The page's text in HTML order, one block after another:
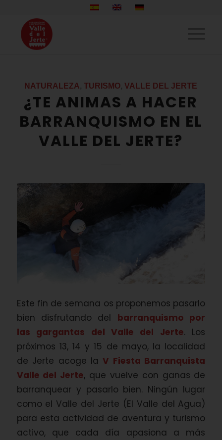
NATURALEZA ,TURISMO ,VALLE DEL JERTE
¿TE ANIMAS A HACER
BARRANQUISMO EN EL
VALLE DEL JERTE?
Este fin de semana os proponemos pasarlo
bien disfrutando del barranquismo por
las gargantas del Valle del Jerte. Los
próximos 13, 14 y 15 de mayo, la localidad
de Jerte acoge laV Fiesta Barranquista
Valle del Jerte, que vuelve con ganas de
barranquear y pasarlo bien. Ningún lugar
como el Valle del Jerte (El Valle del Agua)
para esta actividad de aventura y turismo
activo, que cada día apasiona a más